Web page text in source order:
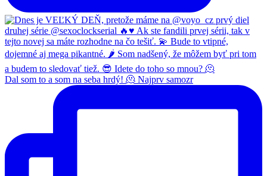
Dal som to a som na seba hrdý! 🫠 Najprv samozr